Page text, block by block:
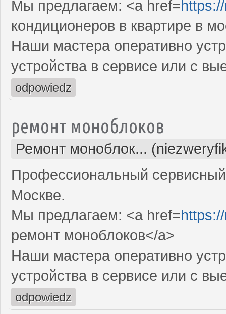
Мы предлагаем: <a href=
кондиционеров в квартире в
Наши мастера оперативно
устройства в сервисе или с
odpowiedz
ремонт моноблоков
Ремонт моноблок...
Профессиональный
Москве.
Мы предлагаем: <a href=
ремонт моноблоков</a>
Наши мастера оперативно
устройства в сервисе или с
odpowiedz